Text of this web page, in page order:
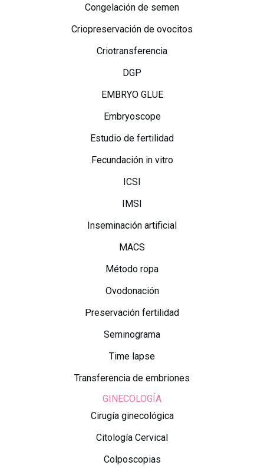
Congelación de semen
Criopreservación de ovocitos
Criotransferencia
DGP
EMBRYO GLUE
Embryoscope
Estudio de fertilidad
Fecundación in vitro
ICSI
IMSI
Inseminación artificial
MACS
Método ropa
Ovodonación
Preservación fertilidad
Seminograma
Time lapse
Transferencia de embriones
GINECOLOGÍA
Cirugía ginecológica
Citología Cervical
Colposcopias